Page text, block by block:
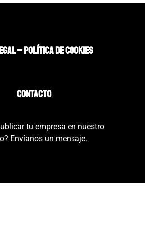
– POLÍTICA DE COOKIES
CONTACTO
tu empresa en nuestro
Envíanos un mensaje.